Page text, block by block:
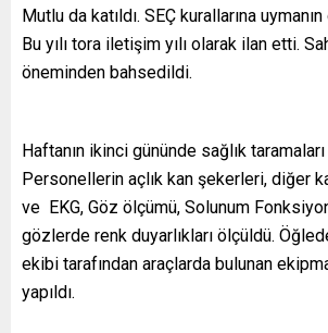
Mutlu da katıldı. SEÇ kurallarına
Bu yılı tora iletişim yılı olarak ilan etti.
öneminden bahsedildi.
Haftanın ikinci gününde sağlık
Personellerin açlık kan şekerleri, diğer
ve EKG, Göz ölçümü, Solunum
gözlerde renk duyarlıkları ölçüldü.
ekibi tarafından araçlarda bulunan
yapıldı.